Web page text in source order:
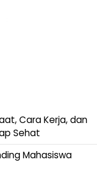
Cara Kerja, dan
Sehat
Mahasiswa